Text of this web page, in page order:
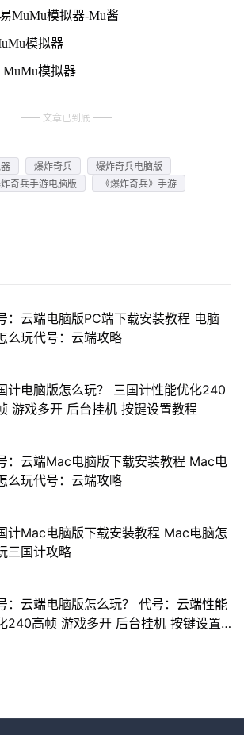
MuMu模拟器-Mu酱
模拟器
模拟器
文章已到底
爆炸奇兵
爆炸奇兵电脑版
奇兵手游电脑版 《爆炸奇兵》手游
：云端电脑版PC端下载安装教程 电脑
么玩代号：云端攻略
计电脑版怎么玩？ 三国计性能优化240
游戏多开 后台挂机 按键设置教程
：云端Mac电脑版下载安装教程 Mac电
么玩代号：云端攻略
计Mac电脑版下载安装教程 Mac电脑怎
三国计攻略
：云端电脑版怎么玩？ 代号：云端性能
240高帧 游戏多开 后台挂机 按键设置